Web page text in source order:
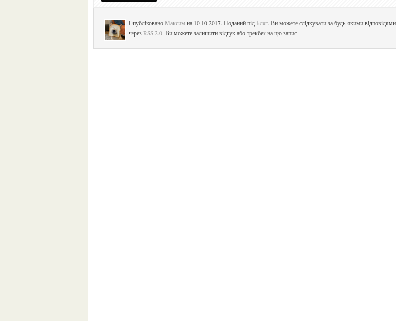
Опубліковано Максим на 10 10 2017. Поданий під Блог. Ви можете слідкувати за будь-якими відповідями
через RSS 2.0. Ви можете залишити відгук або трекбек на цю запис